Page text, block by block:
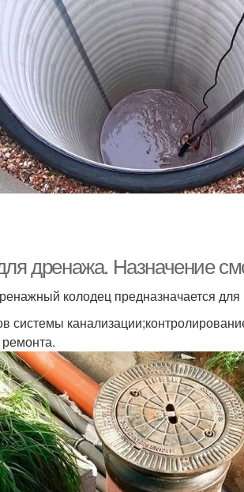
дренажа. Назначение
колодец предназначается для
системы